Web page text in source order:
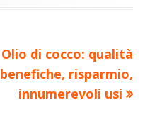
Nuovo
articolo:
Olio di cocco: qualità
benefiche, risparmio,
innumerevoli usi